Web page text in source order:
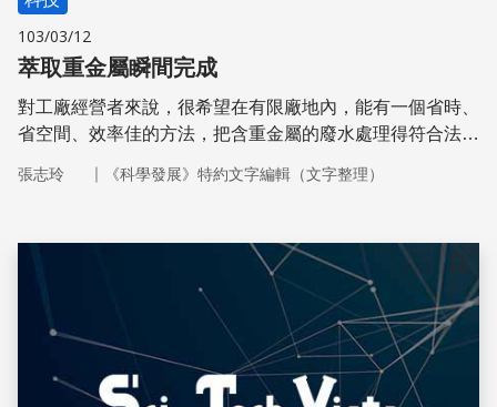
103/03/12
萃取重金屬瞬間完成
對工廠經營者來說，很希望在有限廠地內，能有一個省時、
省空間、效率佳的方法，把含重金屬的廢水處理得符合法定
張志玲 ｜ 《科學發展》特約文字編輯（文字整理）
儲存